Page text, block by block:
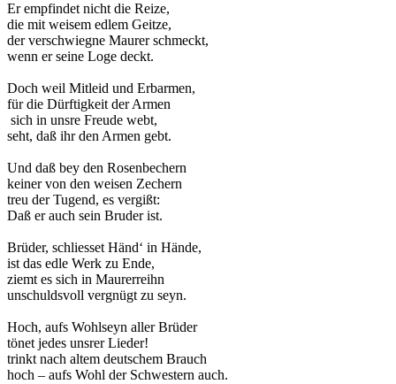
Er empfindet nicht die Reize,
die mit weisem edlem Geitze,
der verschwiegne Maurer schmeckt,
wenn er seine Loge deckt.
Doch weil Mitleid und Erbarmen,
für die Dürftigkeit der Armen
sich in unsre Freude webt,
seht, daß ihr den Armen gebt.
Und daß bey den Rosenbechern
keiner von den weisen Zechern
treu der Tugend, es vergißt:
Daß er auch sein Bruder ist.
Brüder, schliesset Händ‘ in Hände,
ist das edle Werk zu Ende,
ziemt es sich in Maurerreihn
unschuldsvoll vergnügt zu seyn.
Hoch, aufs Wohlseyn aller Brüder
tönet jedes unsrer Lieder!
trinkt nach altem deutschem Brauch
hoch – aufs Wohl der Schwestern auch.